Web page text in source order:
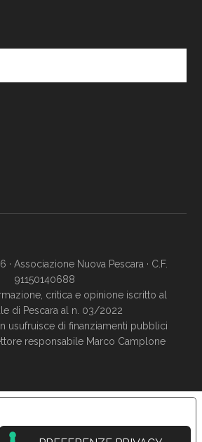
Associazione Nuova Pescara · C.F.
91150140688
critica e opinione iscritto al
di Pescara al n. 03/2022
usufruisce di finanziamenti pubblici
responsabile Marco Camplone